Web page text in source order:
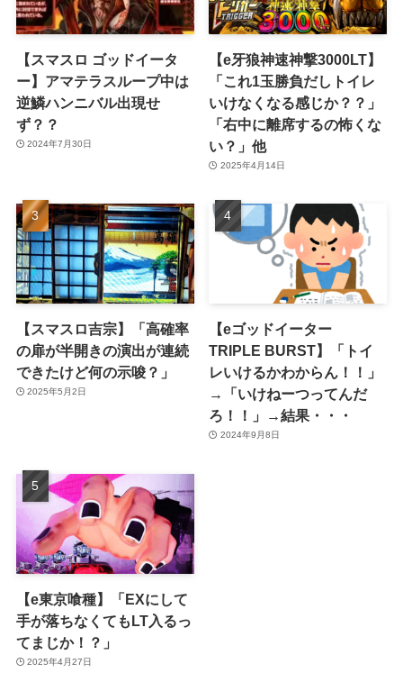
【スマスロ ゴッドイータ
ー】アマテラスループ中は
逆鱗ハンニバル出現せ
ず？？
2024年7月30日
【e牙狼神速神撃3000LT】
「これ1玉勝負だしトイレ
いけなくなる感じか？？」
「右中に離席するの怖くな
い？」他
2025年4月14日
【スマスロ吉宗】「高確率
の扉が半開きの演出が連続
できたけど何の示唆？」
2025年5月2日
【eゴッドイーター
TRIPLE BURST】「トイ
レいけるかわからん！！」
→「いけねーつってんだ
ろ！！」→結果・・・
2024年9月8日
【e東京喰種】「EXにして
手が落ちなくてもLT入るっ
てまじか！？」
2025年4月27日